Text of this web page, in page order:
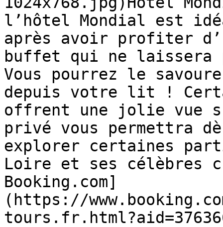
l’hôtel Mondial est
après avoir profiter
buffet qui ne laissera
Vous pourrez le
depuis votre lit !
offrent une jolie vue
privé vous permettra
explorer certaines
Loire et ses célèbres
Booking.com]
(https://